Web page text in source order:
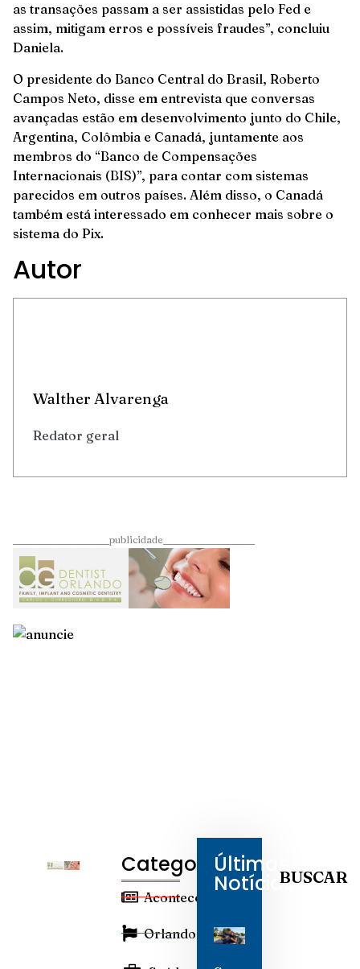
as transações passam a ser assistidas pelo Fed e
assim, mitigam erros e possíveis fraudes”, concluiu
Daniela.
O presidente do Banco Central do Brasil, Roberto
Campos Neto, disse em entrevista que conversas
avançadas estão em desenvolvimento junto do Chile,
Argentina, Colômbia e Canadá, juntamente aos
membros do “Banco de Compensações
Internacionais (BIS)”, para contar com sistemas
parecidos em outros países. Além disso, o Canadá
também está interessado em conhecer mais sobre o
sistema do Pix.
Autor
Walther Alvarenga
Redator geral
____________________publicidade___________________
Categorias
Aconteceu
Orlando
Últimas
NotíciasBUSCAR